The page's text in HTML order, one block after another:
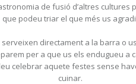
de fusió d’altres cultures
que podeu triar el que més us
serveixen directament a la barra o
per a que us els endugueu a
celebrar aquete festes sense
cuinar.